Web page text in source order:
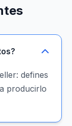
defines
producirlo